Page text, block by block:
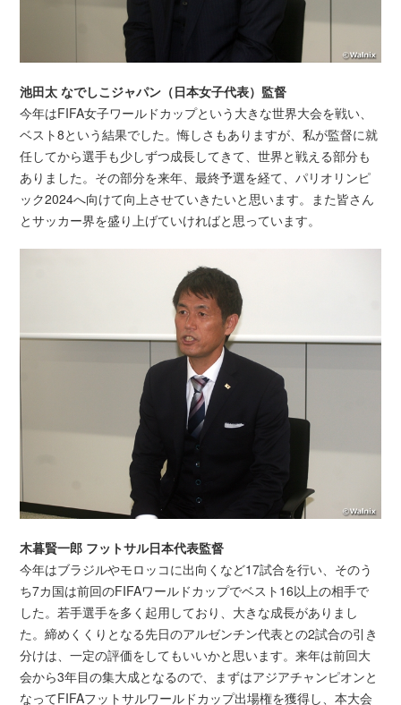
池田太 なでしこジャパン（日本女子代表）監督
今年はFIFA女子ワールドカップという大きな世界大会を戦い、
ベスト8という結果でした。悔しさもありますが、私が監督に就
任してから選手も少しずつ成長してきて、世界と戦える部分も
ありました。その部分を来年、最終予選を経て、パリオリンピ
ック2024へ向けて向上させていきたいと思います。また皆さん
とサッカー界を盛り上げていければと思っています。
木暮賢一郎 フットサル日本代表監督
今年はブラジルやモロッコに出向くなど17試合を行い、そのう
ち7カ国は前回のFIFAワールドカップでベスト16以上の相手で
した。若手選手を多く起用しており、大きな成長がありまし
た。締めくくりとなる先日のアルゼンチン代表との2試合の引き
分けは、一定の評価をしてもいいかと思います。来年は前回大
会から3年目の集大成となるので、まずはアジアチャンピオンと
なってFIFAフットサルワールドカップ出場権を獲得し、本大会